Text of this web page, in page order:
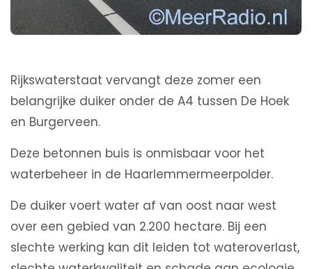
Rijkswaterstaat vervangt deze zomer een
belangrijke duiker onder de A4 tussen De Hoek
en Burgerveen.
Deze betonnen buis is onmisbaar voor het
waterbeheer in de Haarlemmermeerpolder.
De duiker voert water af van oost naar west
over een gebied van 2.200 hectare. Bij een
slechte werking kan dit leiden tot wateroverlast,